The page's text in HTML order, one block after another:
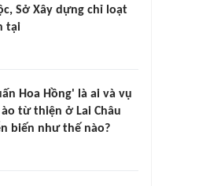
Sở Xây dựng chỉ loạt
tại
Hoa Hồng' là ai và vụ
từ thiện ở Lai Châu
biến như thế nào?